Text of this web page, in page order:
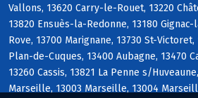
Vallons, 13620 Carry-le-Rouet, 13220
13820 Ensuès-la-Redonne, 13180
Rove, 13700 Marignane, 13730 St-
Plan-de-Cuques, 13400 Aubagne, 13470
13260 Cassis, 13821 La Penne s/
Marseille, 13003 Marseille, 13004